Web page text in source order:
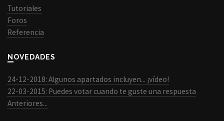
Tutoriales
Foros
Referencia
NOVEDADES
24-12-2018: Algunos apartados incluyen... ¡vídeo!
22-03-2015: Puedes votar cuando te guste una respuesta
Anteriores...